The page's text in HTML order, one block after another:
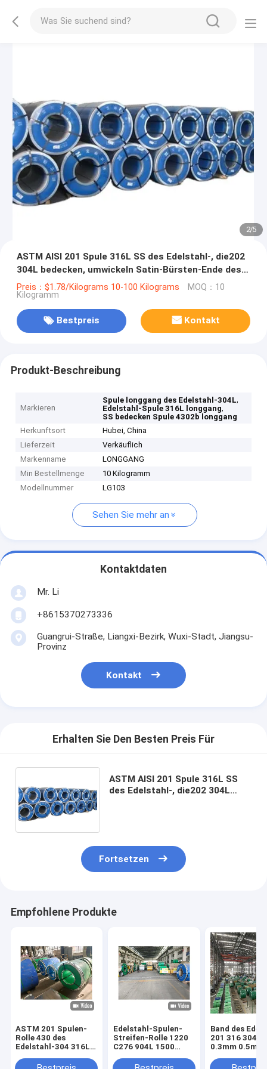
2/5
ASTM AISI 201 Spule 316L SS des Edelstahl-, die202
304L bedecken, umwickeln Satin-Bürsten-Ende des
Ba-4302b
Preis：$1.78/Kilograms 10-100 Kilograms MOQ：10
Kilogramm
Bestpreis Kontakt
Produkt-Beschreibung
Markieren
Spule longgang des Edelstahl-304L,
Edelstahl-Spule 316L longgang,
SS bedecken Spule 4302b longgang
Herkunftsort
Hubei, China
Lieferzeit
Verkäuflich
Markenname
LONGGANG
Min Bestellmenge
10 Kilogramm
Modellnummer
LG103
Sehen Sie mehr an
Kontaktdaten
Mr. Li
+8615370273336
Guangrui-Straße, Liangxi-Bezirk, Wuxi-Stadt, Jiangsu-
Provinz
Kontakt
Erhalten Sie Den Besten Preis Für
ASTM AISI 201 Spule 316L SS
des Edelstahl-, die202 304L
Fortsetzen
Empfohlene Produkte
ASTM 201 Spulen-
Rolle 430 des
Edelstahl-304 316L
20mm 309S 304L
Edelstahl-Spulen-
Streifen-Rolle 1220
C276 904L 1500
Rolle 2 5 20mm
Band des
201 316 304
0.3mm 0.5mm
stark